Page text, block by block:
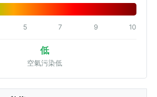
5 7 9 10
低
空氣污染低